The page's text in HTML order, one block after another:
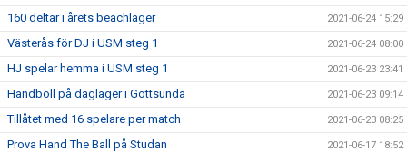
160 deltar i årets beachläger 2021-06-24 15:29
Västerås för DJ i USM steg 1 2021-06-24 08:00
HJ spelar hemma i USM steg 1 2021-06-23 23:41
Handboll på dagläger i Gottsunda 2021-06-23 09:14
Tillåtet med 16 spelare per match 2021-06-23 08:25
Prova Hand The Ball på Studan 2021-06-17 18:52